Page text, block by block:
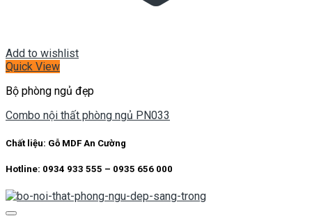
Add to wishlist
Quick View
Bộ phòng ngủ đẹp
Combo nội thất phòng ngủ PN033
Chất liệu: Gỗ MDF An Cường
Hotline: 0934 933 555 – 0935 656 000